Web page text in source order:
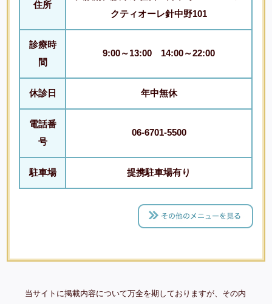
住所
クティオーレ針中野101
診療時
間
9:00～13:00 14:00～22:00
休診日 年中無休
電話番
号
06-6701-5500
駐車場 提携駐車場有り
当サイトに掲載内容について万全を期しておりますが、その内